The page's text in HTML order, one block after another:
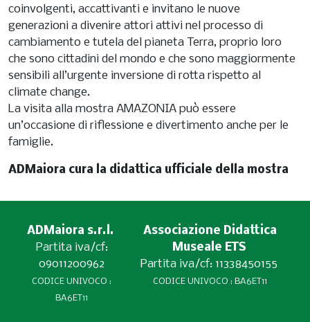
coinvolgenti, accattivanti e invitano le nuove
generazioni a divenire attori attivi nel processo di
cambiamento e tutela del pianeta Terra, proprio loro
che sono cittadini del mondo e che sono maggiormente
sensibili all’urgente inversione di rotta rispetto al
climate change.
La visita alla mostra AMAZONIA può essere
un’occasione di riflessione e divertimento anche per le
famiglie.
ADMaiora cura la didattica ufficiale della mostra
ADMaiora s.r.l.
Partita iva/cf:
09011200962
CODICE UNIVOCO :
BA6ET11
Associazione Didattica
Museale ETS
Partita iva/cf: 11338450155
CODICE UNIVOCO : BA6ET11